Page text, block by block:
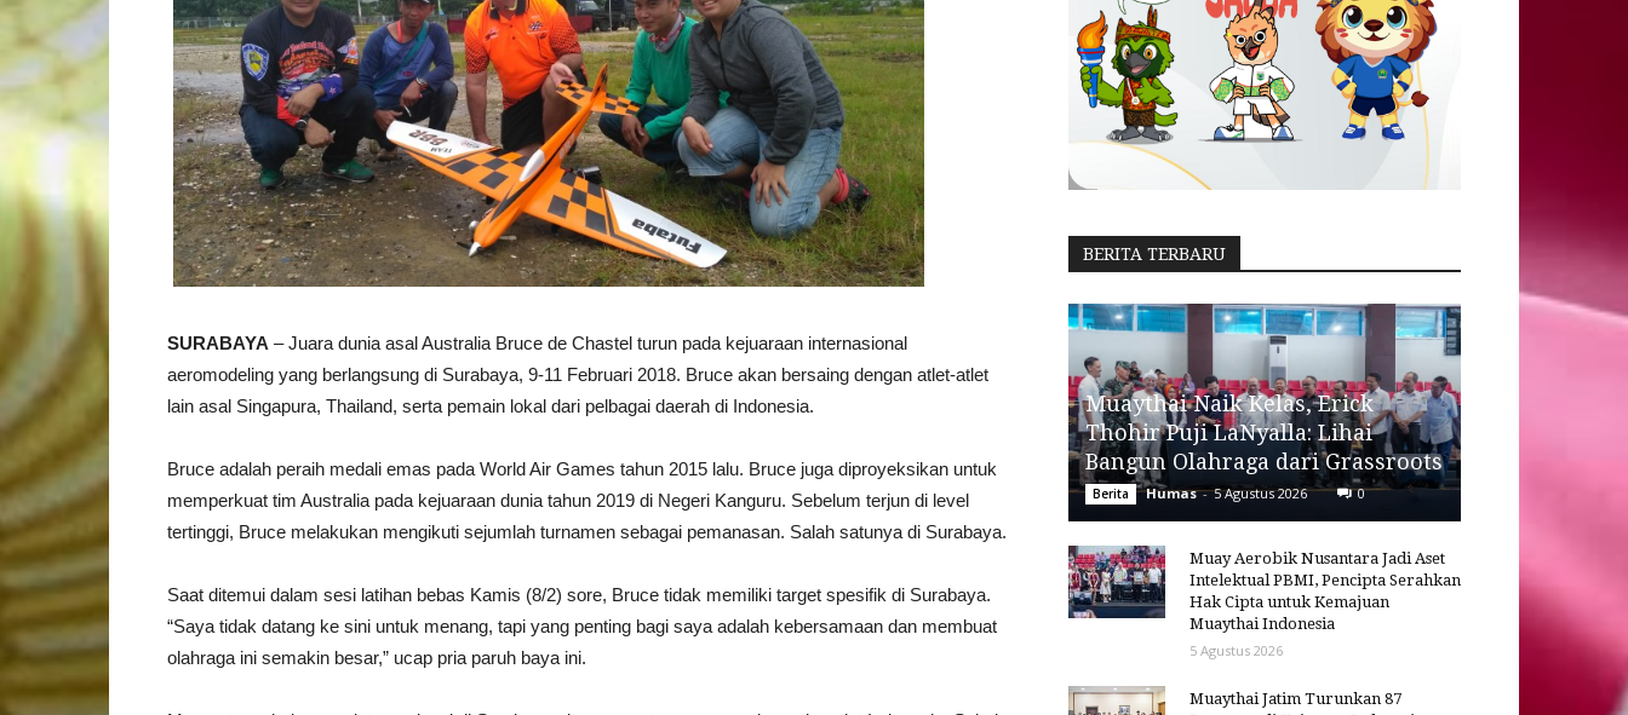
SURABAYA – Juara dunia asal Australia Bruce de Chastel turun pada kejuaraan internasional
aeromodeling yang berlangsung di Surabaya, 9-11 Februari 2018. Bruce akan bersaing dengan atlet-atlet
lain asal Singapura, Thailand, serta pemain lokal dari pelbagai daerah di Indonesia.
Bruce adalah peraih medali emas pada World Air Games tahun 2015 lalu. Bruce juga diproyeksikan untuk
memperkuat tim Australia pada kejuaraan dunia tahun 2019 di Negeri Kanguru. Sebelum terjun di level
tertinggi, Bruce melakukan mengikuti sejumlah turnamen sebagai pemanasan. Salah satunya di Surabaya.
Saat ditemui dalam sesi latihan bebas Kamis (8/2) sore, Bruce tidak memiliki target spesifik di Surabaya.
“Saya tidak datang ke sini untuk menang, tapi yang penting bagi saya adalah kebersamaan dan membuat
olahraga ini semakin besar,” ucap pria paruh baya ini.
BERITA TERBARU
Muaythai Naik Kelas, Erick
Thohir Puji LaNyalla: Lihai
Bangun Olahraga dari Grassroots
Berita Humas - 5 Agustus 2026 0
Muay Aerobik Nusantara Jadi Aset
Intelektual PBMI, Pencipta Serahkan
Hak Cipta untuk Kemajuan
Muaythai Indonesia
5 Agustus 2026
Muaythai Jatim Turunkan 87